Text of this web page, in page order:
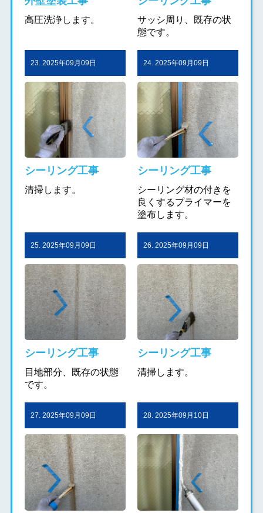
高圧洗浄します。
サッシ周り、既存の状
態です。
23. 2025年09月09日
シーリング工事
清掃します。
24. 2025年09月09日
シーリング工事
シーリング材の付きを
良くするプライマーを
塗布します。
25. 2025年09月09日
シーリング工事
目地部分、既存の状態
です。
26. 2025年09月09日
シーリング工事
清掃します。
27. 2025年09月09日 28. 2025年09月10日